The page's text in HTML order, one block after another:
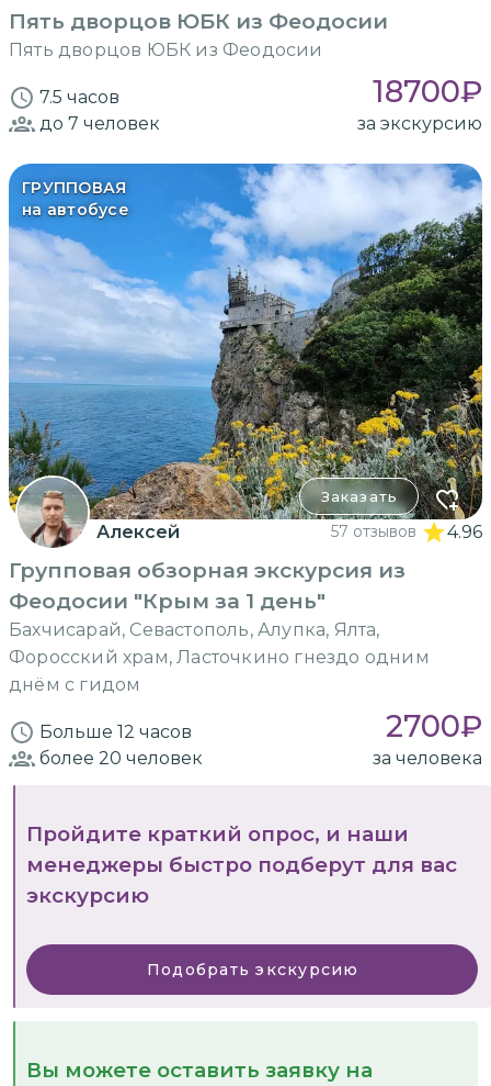
Пять дворцов ЮБК из Феодосии
Пять дворцов ЮБК из Феодосии
7.5 часов 18700₽
до 7 человек за экскурсию
ГРУППОВАЯ
на автобусе
Заказать
Алексей 57 отзывов 4.96
Групповая обзорная экскурсия из
Феодосии "Крым за 1 день"
Бахчисарай, Севастополь, Алупка, Ялта,
Форосский храм, Ласточкино гнездо одним
днём с гидом
Больше 12 часов 2700₽
более 20 человек за человека
Пройдите краткий опрос, и наши
менеджеры быстро подберут для вас
экскурсию
Подобрать экскурсию
Вы можете оставить заявку на